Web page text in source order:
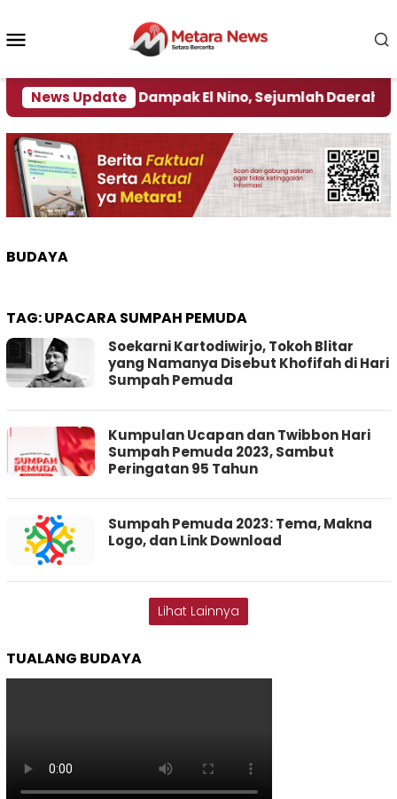
konten
News UpdateDampak El Nino, Sejumlah Daerah di
BUDAYA
TAG:UPACARA SUMPAH PEMUDA
Soekarni Kartodiwirjo, Tokoh Blitar
yang Namanya Disebut Khofifah di Hari
Sumpah Pemuda
Kumpulan Ucapan dan Twibbon Hari
Sumpah Pemuda 2023, Sambut
Peringatan 95 Tahun
Sumpah Pemuda 2023: Tema, Makna
Logo, dan Link Download
Lihat Lainnya
TUALANG BUDAYA